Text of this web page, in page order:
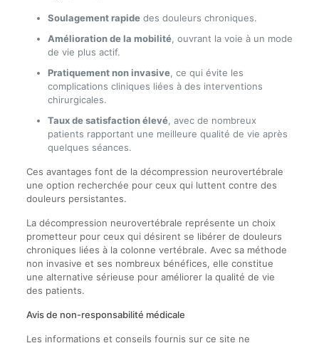
Soulagement rapidedes douleurs chroniques.
Amélioration de la mobilité, ouvrant la voie à un mode
de vie plus actif.
Pratiquement non invasive, ce qui évite les
complications cliniques liées à des interventions
chirurgicales.
Taux de satisfaction élevé, avec de nombreux
patients rapportant une meilleure qualité de vie après
quelques séances.
Ces avantages font de la décompression neurovertébrale
une option recherchée pour ceux qui luttent contre des
douleurs persistantes.
La décompression neurovertébrale représente un choix
prometteur pour ceux qui désirent se libérer de douleurs
chroniques liées à la colonne vertébrale. Avec sa méthode
non invasive et ses nombreux bénéfices, elle constitue
une alternative sérieuse pour améliorer la qualité de vie
des patients.
Avis de non-responsabilité médicale
Les informations et conseils fournis sur ce site ne